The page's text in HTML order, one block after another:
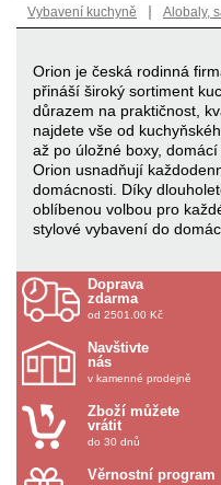
Vybavení kuchyně | Alobaly,
Orion je česká rodinná
přináší široký sortiment
důrazem na praktičnost,
najdete vše od
až po úložné boxy,
Orion usnadňují
domácnosti. Díky
oblíbenou volbou pro
stylové vybavení do
Doprava
zdarma
od 2501.00 Kč
Navštivte
nás
v kamenné prodejně
Zboží můžete
vrátit
do 30 dnů
Věrnostní program